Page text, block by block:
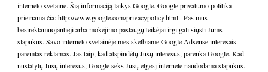
interneto svetaine. Šią informaciją laikys Google. Google privatumo politika
prieinama čia:http://www.google.com/privacypolicy.html . Pas mus
besireklamuojantieji arba mokėjimo paslaugų teikėjai irgi gali siųsti Jums
slapukus. Savo interneto svetainėje mes skelbiame Google Adsense interesais
paremtas reklamas. Jas taip, kad atspindėtų Jūsų interesus, parenka Google. Kad
nustatytų Jūsų interesus, Google seks Jūsų elgesį internete naudodama slapukus.